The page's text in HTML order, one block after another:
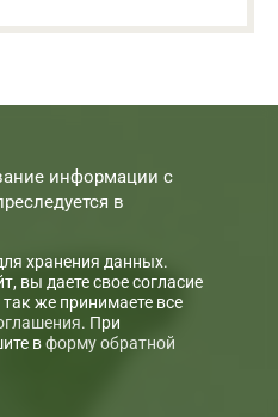
информации с
в
хранения данных.
вы даете свое согласие
же принимаете все
. При
вформу обратной